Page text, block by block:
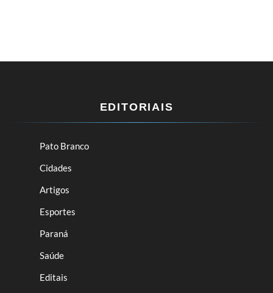
EDITORIAIS
Pato Branco
Cidades
Artigos
Esportes
Paraná
Saúde
Editais